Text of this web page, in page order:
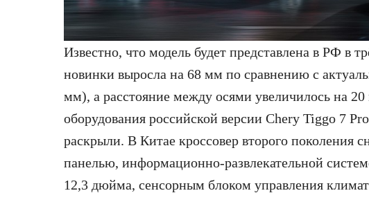
Известно, что модель будет представлена в РФ в
новинки выросла на 68 мм по сравнению с
мм), а расстояние между осями увеличилось на
оборудования российской версии Chery Tiggo 7
раскрыли. В Китае кроссовер второго поколения
панелью, информационно-развлекательной
12,3 дюйма, сенсорным блоком управления